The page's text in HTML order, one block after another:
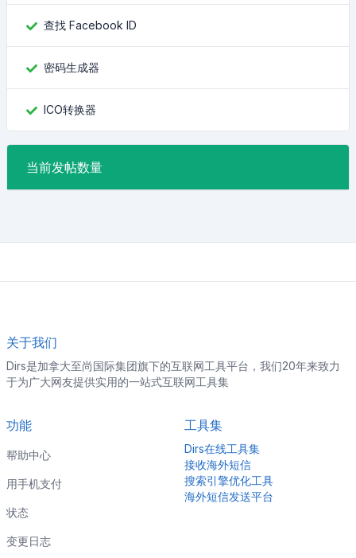
查找 Facebook ID
密码生成器
ICO转换器
当前发帖数量
关于我们
Dirs是加拿大至尚国际集团旗下的互联网工具平台，我们20年来致力
于为广大网友提供实用的一站式互联网工具集
功能
帮助中心
用手机支付
状态
变更日志
工具集
Dirs在线工具集
接收海外短信
搜索引擎优化工具
海外短信发送平台